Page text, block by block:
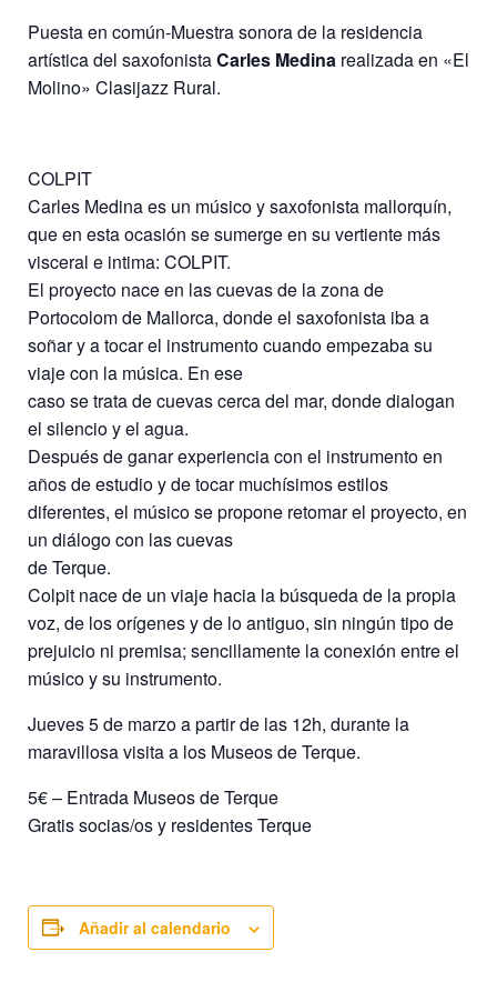
Puesta en común-Muestra sonora de la residencia
artística del saxofonistaCarles Medina realizada en «El
Molino» Clasijazz Rural.
COLPIT
Carles Medina es un músico y saxofonista mallorquín,
que en esta ocasión se sumerge en su vertiente más
visceral e intima: COLPIT.
El proyecto nace en las cuevas de la zona de
Portocolom de Mallorca, donde el saxofonista iba a
soñar y a tocar el instrumento cuando empezaba su
viaje con la música. En ese
caso se trata de cuevas cerca del mar, donde dialogan
el silencio y el agua.
Después de ganar experiencia con el instrumento en
años de estudio y de tocar muchísimos estilos
diferentes, el músico se propone retomar el proyecto, en
un diálogo con las cuevas
de Terque.
Colpit nace de un viaje hacia la búsqueda de la propia
voz, de los orígenes y de lo antiguo, sin ningún tipo de
prejuicio ni premisa; sencillamente la conexión entre el
músico y su instrumento.
Jueves 5 de marzo a partir de las 12h, durante la
maravillosa visita a los Museos de Terque.
5€ – Entrada Museos de Terque
Gratis socias/os y residentes Terque
Añadir al calendario